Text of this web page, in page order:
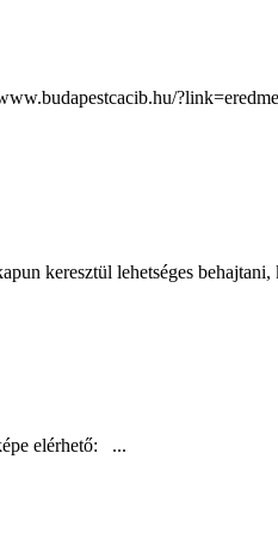
keresztül lehetséges behajtani,
elérhető: ...